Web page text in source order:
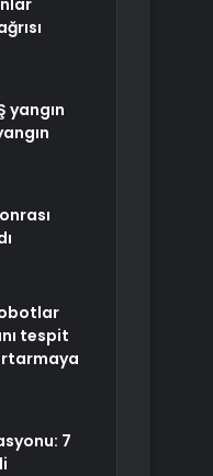
yangın
tespit
7